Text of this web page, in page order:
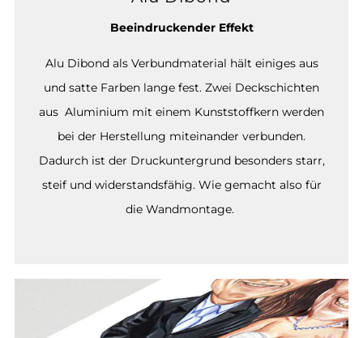
Beeindruckender Effekt
Alu Dibond als Verbundmaterial hält einiges aus
und satte Farben lange fest. Zwei Deckschichten
aus Aluminium mit einem Kunststoffkern werden
bei der Herstellung miteinander verbunden.
Dadurch ist der Druckuntergrund besonders starr,
steif und widerstandsfähig. Wie gemacht also für
die Wandmontage.